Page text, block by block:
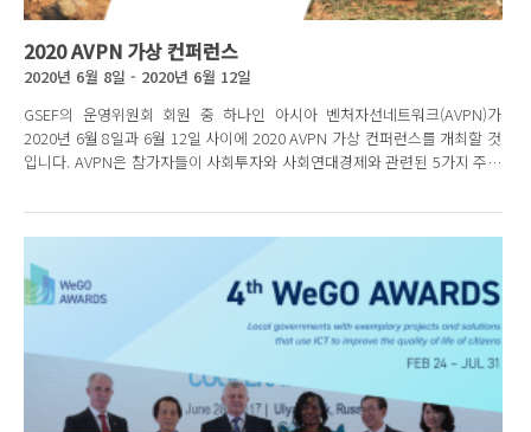
2020 AVPN 가상 컨퍼런스
2020년 6월 8일 - 2020년 6월 12일
GSEF의 운영위원회 회원 중 하나인 아시아 벤처자선네트워크(AVPN)가
2020년 6월 8일과 6월 12일 사이에 2020 AVPN 가상 컨퍼런스를 개최할 것
입니다. AVPN은 참가자들이 사회투자와 사회연대경제와 관련된 5가지 주제